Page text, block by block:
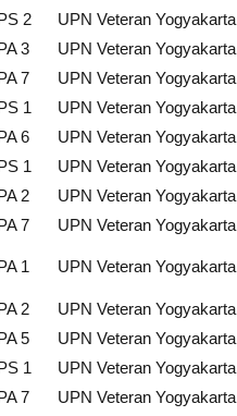
2 UPN Veteran Yogyakarta
3 UPN Veteran Yogyakarta
7 UPN Veteran Yogyakarta
1 UPN Veteran Yogyakarta
6 UPN Veteran Yogyakarta
1 UPN Veteran Yogyakarta
2 UPN Veteran Yogyakarta
7 UPN Veteran Yogyakarta
1 UPN Veteran Yogyakarta
2 UPN Veteran Yogyakarta
5 UPN Veteran Yogyakarta
1 UPN Veteran Yogyakarta
7 UPN Veteran Yogyakarta